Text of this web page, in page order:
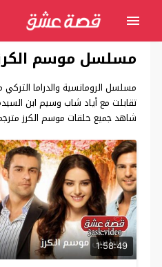
مسلسل موسم
مسلسل الرومانسية والدراما
تقابلت مع أياد شاب وسيم ابن
شاهد جميع حلقات موسم الكرز
1:58:49